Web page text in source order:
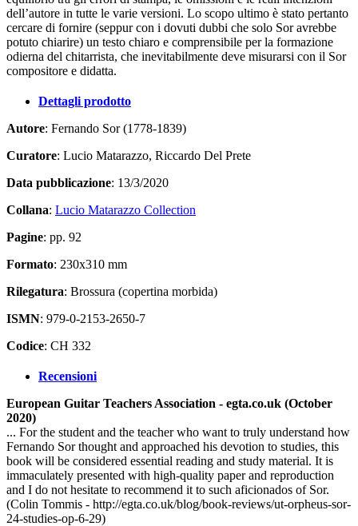
dell’autore in tutte le varie versioni. Lo scopo ultimo è stato pertanto
cercare di fornire (seppur con i dovuti dubbi che solo Sor avrebbe
potuto chiarire) un testo chiaro e comprensibile per la formazione
odierna del chitarrista, che inevitabilmente deve misurarsi con il Sor
compositore e didatta.
Dettagli prodotto
Autore: Fernando Sor (1778-1839)
Curatore: Lucio Matarazzo, Riccardo Del Prete
Data pubblicazione: 13/3/2020
Collana: Lucio Matarazzo Collection
Pagine: pp. 92
Formato: 230x310 mm
Rilegatura: Brossura (copertina morbida)
ISMN: 979-0-2153-2650-7
Codice: CH 332
Recensioni
European Guitar Teachers Association - egta.co.uk (October
2020)
... For the student and the teacher who want to truly understand how
Fernando Sor thought and approached his devotion to studies, this
book will be considered essential reading and study material. It is
immaculately presented with high-quality paper and reproduction
and I do not hesitate to recommend it to such aficionados of Sor.
(Colin Tommis - http://egta.co.uk/blog/book-reviews/ut-orpheus-sor-
24-studies-op-6-29)